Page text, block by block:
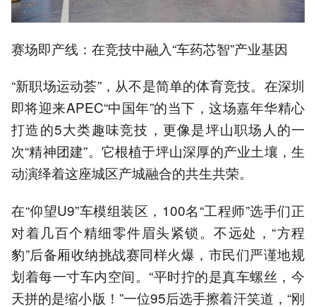
赛场即产线：在竞技中融入“车药芯智”产业基因
“新职场运动荟”，从不是简单的体育竞技。在深圳
即将迎来APEC“中国年”的当下，这场嘉年华精心
打造的5大类趣味竞技，更像是坪山职场人的一
次“精神团建”。它根植于坪山深厚的产业土壤，生
动演绎着这座城区产城融合的共生共荣。
在“仰望U9”车模组装区，100名“工程师”选手们正
对着几百个精细零件眉头紧锁。不远处，“方程
豹”后备厢收纳挑战赛同样火爆，市民们严谨地规
划着每一寸车内空间。“平时拧的是真车螺丝，今
天拼的是缩小版！”一位95后选手擦着汗笑道，“刚